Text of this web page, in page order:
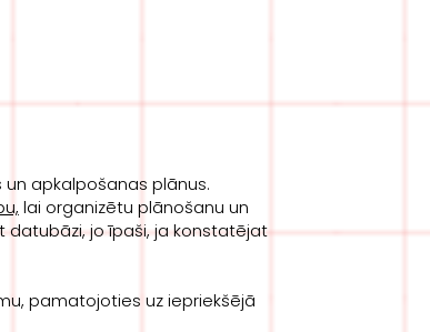
apkalpošanas plānus.
lai organizētu plānošanu un
datubāzi, jo īpaši, ja konstatējat
pamatojoties uz iepriekšējā